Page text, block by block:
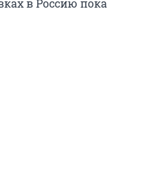
в Россию пока